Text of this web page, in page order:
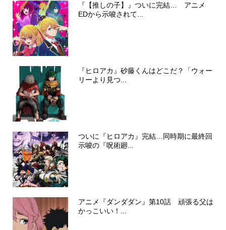
『【推しの子】』ついに完結… アニメ
EDから示唆されて...
『ヒロアカ』砂藤くんはどこだ？「ウォー
リーより見つ...
ついに『ヒロアカ』完結…同時期に最終回
示唆の『呪術廻...
アニメ『ダンダダン』第10話 頑張る父は
かっこいい！...